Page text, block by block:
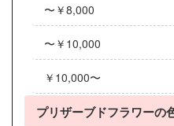
〜￥8,000
〜￥10,000
￥10,000〜
プリザーブドフラワーの